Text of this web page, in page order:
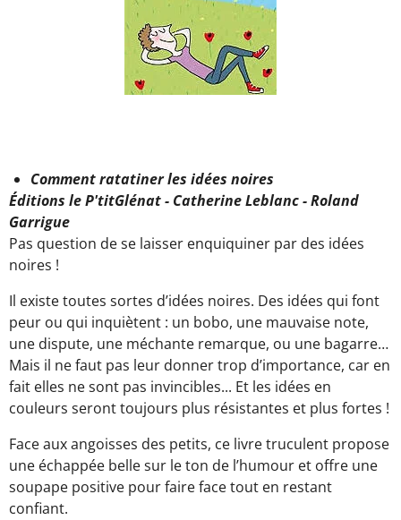
Comment ratatiner les idées noires
Éditions le P'titGlénat - Catherine Leblanc - Roland
Garrigue
Pas question de se laisser enquiquiner par des idées
noires !
Il existe toutes sortes d’idées noires. Des idées qui font
peur ou qui inquiètent : un bobo, une mauvaise note,
une dispute, une méchante remarque, ou une bagarre…
Mais il ne faut pas leur donner trop d’importance, car en
fait elles ne sont pas invincibles... Et les idées en
couleurs seront toujours plus résistantes et plus fortes !
Face aux angoisses des petits, ce livre truculent propose
une échappée belle sur le ton de l’humour et offre une
soupape positive pour faire face tout en restant
confiant.